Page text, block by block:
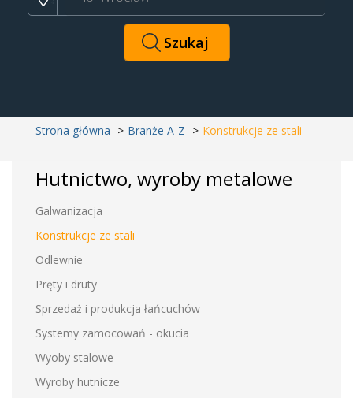
Strona główna Branże A-Z Konstrukcje ze stali
Hutnictwo, wyroby metalowe
Galwanizacja
Konstrukcje ze stali
Odlewnie
Pręty i druty
Sprzedaż i produkcja łańcuchów
Systemy zamocowań - okucia
Wyoby stalowe
Wyroby hutnicze